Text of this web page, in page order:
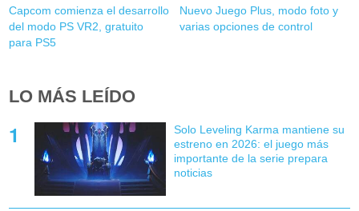
Capcom comienza el desarrollo
del modo PS VR2, gratuito
para PS5
Nuevo Juego Plus, modo foto y
varias opciones de control
LO MÁS LEÍDO
Solo Leveling Karma mantiene su
estreno en 2026: el juego más
importante de la serie prepara
noticias